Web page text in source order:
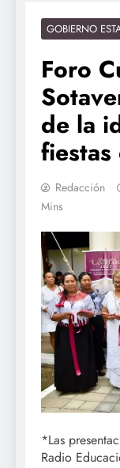
GOBIERNO
Foro
de la
fiestas
Redacción
Mins
*Las
Radio